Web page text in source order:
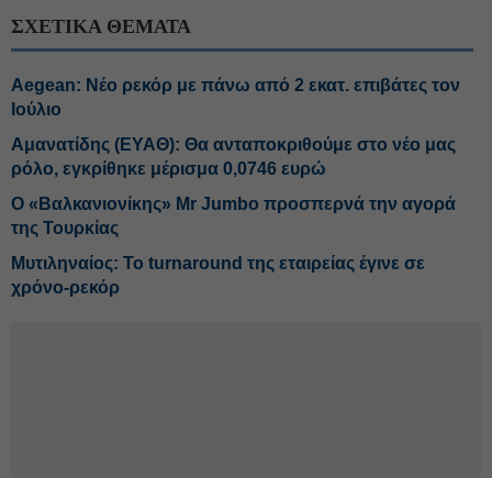
ΣΧΕΤΙΚΑ ΘΕΜΑΤΑ
Aegean: Νέο ρεκόρ με πάνω από 2 εκατ. επιβάτες τον
Ιούλιο
Αμανατίδης (ΕΥΑΘ): Θα ανταποκριθούμε στο νέο μας
ρόλο, εγκρίθηκε μέρισμα 0,0746 ευρώ
Ο «Βαλκανιονίκης» Mr Jumbo προσπερνά την αγορά
της Τουρκίας
Μυτιληναίος: Το turnaround της εταιρείας έγινε σε
χρόνο-ρεκόρ